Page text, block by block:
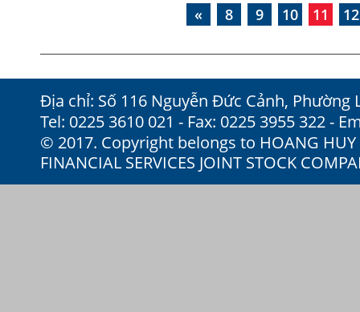
« 8 9 10 11 12
Địa chỉ: Số 116 Nguyễn Đức Cảnh, Phường
Tel: 0225 3610 021 - Fax: 0225 3955 322 -
© 2017. Copyright belongs to HOANG HUY
FINANCIAL SERVICES JOINT STOCK